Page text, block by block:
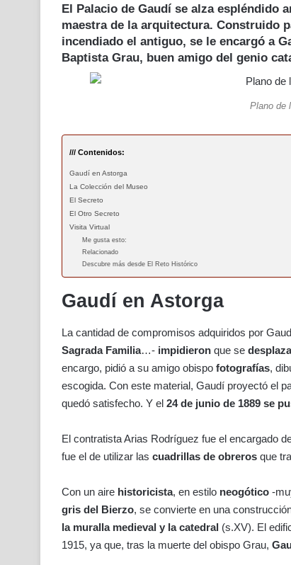
El Palacio de Gaudí se alza espléndido
maestra de la arquitectura. Construido
incendiado el antiguo, se le encargó a
Baptista Grau, buen amigo del genio
Plano de
/// Contenidos:
Gaudí en Astorga
La Colección del Museo
El Secreto
El Otro Secreto
Visita Virtual
Me gusta esto:
Relacionado
Descubre más desde El Reto Histórico
Gaudí en Astorga
La cantidad de compromisos adquiridos por
Sagrada Familia…- impidieron que se
encargo, pidió a su amigo obispo fotografías,
escogida. Con este material, Gaudí proyectó el
quedó satisfecho. Y el 24 de junio de 1889 se
El contratista Arias Rodríguez fue el encargado
fue el de utilizar las cuadrillas de obreros que
Con un aire historicista, en estilo neogótico -
gris del Bierzo, se convierte en una
la muralla medieval y la catedral (s.XV). El
1915, ya que, tras la muerte del obispo Grau,